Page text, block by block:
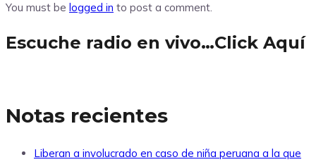
You must be logged in to post a comment.
Escuche radio en vivo…Click Aquí
Notas recientes
Liberan a involucrado en caso de niña peruana a la que